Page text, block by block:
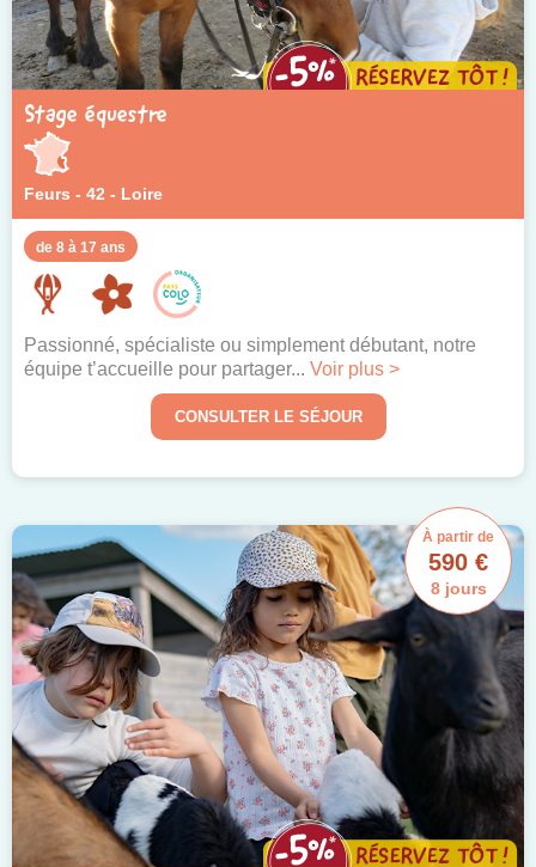
Stage équestre
Feurs - 42 - Loire
de 8 à 17 ans
Passionné, spécialiste ou simplement débutant, notre
équipe t’accueille pour partager... Voir plus >
CONSULTER LE SÉJOUR
À partir de
590 €
8 jours